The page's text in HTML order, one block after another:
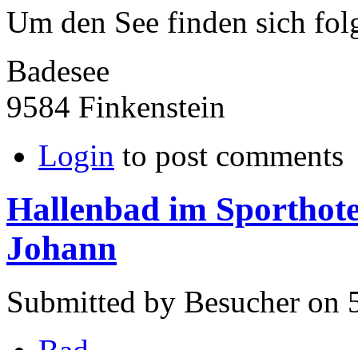
Um den See finden sich
Badesee
9584 Finkenstein
Login to post comments
Hallenbad im
Johann
Submitted by Besucher on